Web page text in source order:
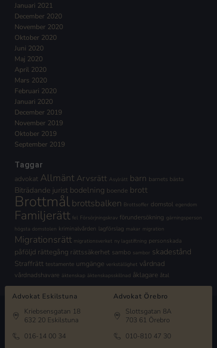
Januari 2021
December 2020
November 2020
Oktober 2020
Juni 2020
Maj 2020
April 2020
Mars 2020
Februari 2020
Januari 2020
December 2019
November 2019
Oktober 2019
September 2019
Taggar
advokat Allmänt Arvsrätt Asylrätt barn barnets bästa
Biträdande jurist bodelning boende brott
Brottmålbrottsbalken Brottsoffer domstol egendom
Familjerätt fel Försörjningskrav förundersökning gärningsperson
högsta domstolen kriminalvården lagförslag makar migration
Migrationsrätt migrationsverket ny lagstiftning personskada
påföljd rättegång rättssäkerhet sambo sambor skadestånd
Straffrätt testamente umgänge verkställighet vårdnad
vårdnadshavare äktenskap äktenskapsskillnad åklagare åtal
Advokat Eskilstuna
Kriebsensgatan 18
632 20 Eskilstuna
016-14 00 34
Advokat Örebro
Slottsgatan 8A
703 61 Örebro
010-810 47 30